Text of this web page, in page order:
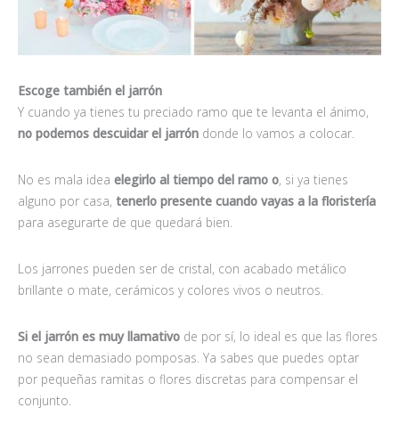
Escoge también el jarrón
Y cuando ya tienes tu preciado ramo que te levanta el ánimo,
no podemos descuidar el jarrón donde lo vamos a colocar.
No es mala idea elegirlo al tiempo del ramo o, si ya tienes
alguno por casa, tenerlo presente cuando vayas a la floristería
para asegurarte de que quedará bien.
Los jarrones pueden ser de cristal, con acabado metálico
brillante o mate, cerámicos y colores vivos o neutros.
Si el jarrón es muy llamativo de por sí, lo ideal es que las flores
no sean demasiado pomposas. Ya sabes que puedes optar
por pequeñas ramitas o flores discretas para compensar el
conjunto.